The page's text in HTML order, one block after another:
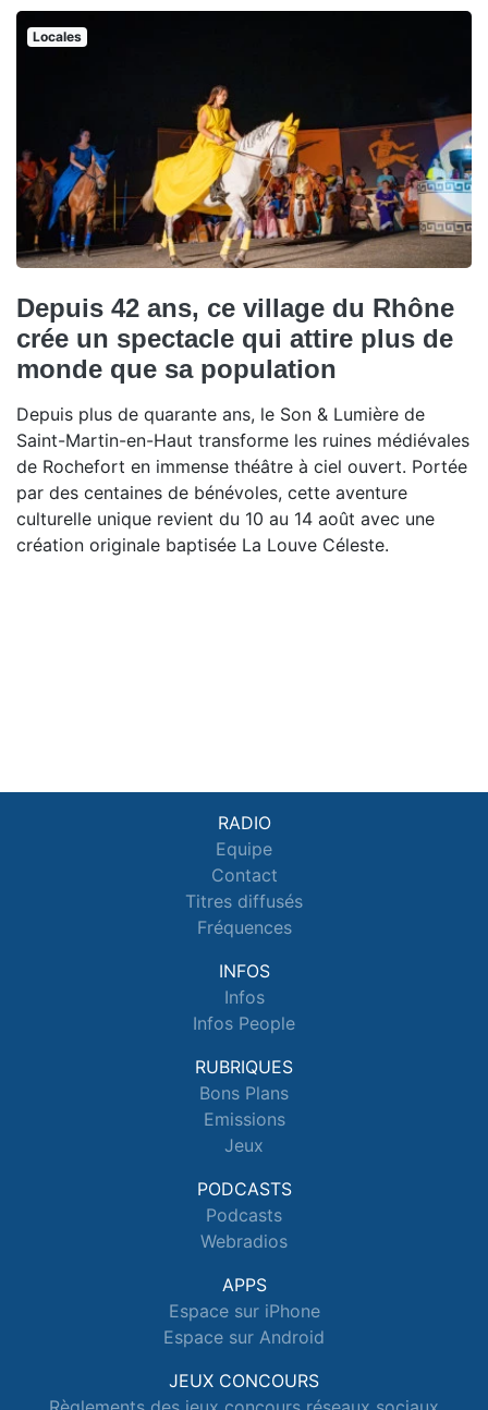
Locales
Depuis 42 ans, ce village du Rhône
crée un spectacle qui attire plus de
monde que sa population
Depuis plus de quarante ans, le Son & Lumière de
Saint-Martin-en-Haut transforme les ruines médiévales
de Rochefort en immense théâtre à ciel ouvert. Portée
par des centaines de bénévoles, cette aventure
culturelle unique revient du 10 au 14 août avec une
création originale baptisée La Louve Céleste.
RADIO
Equipe
Contact
Titres diffusés
Fréquences
INFOS
Infos
Infos People
RUBRIQUES
Bons Plans
Emissions
Jeux
PODCASTS
Podcasts
Webradios
APPS
Espace sur iPhone
Espace sur Android
JEUX CONCOURS